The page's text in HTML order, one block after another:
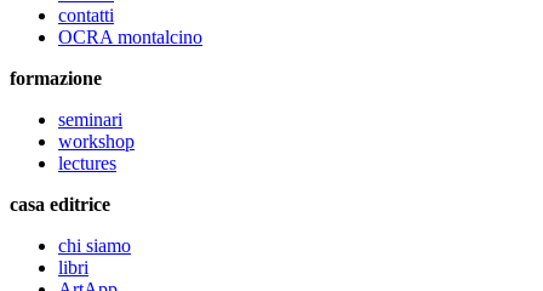
contatti
OCRA montalcino
formazione
seminari
workshop
lectures
casa editrice
chi siamo
libri